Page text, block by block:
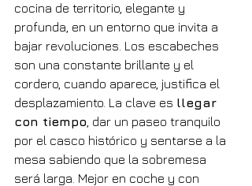
cocina de territorio, elegante y
profunda, en un entorno que invita a
bajar revoluciones. Los escabeches
son una constante brillante y el
cordero, cuando aparece, justifica el
desplazamiento. La clave es llegar
con tiempo , dar un paseo tranquilo
por el casco histórico y sentarse a la
mesa sabiendo que la sobremesa
será larga. Mejor en coche y con